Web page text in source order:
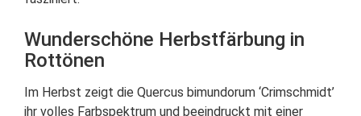
Wunderschöne Herbstfärbung in
Rottönen
Im Herbst zeigt die Quercus bimundorum ‘Crimschmidt’
ihr volles Farbspektrum und beeindruckt mit einer